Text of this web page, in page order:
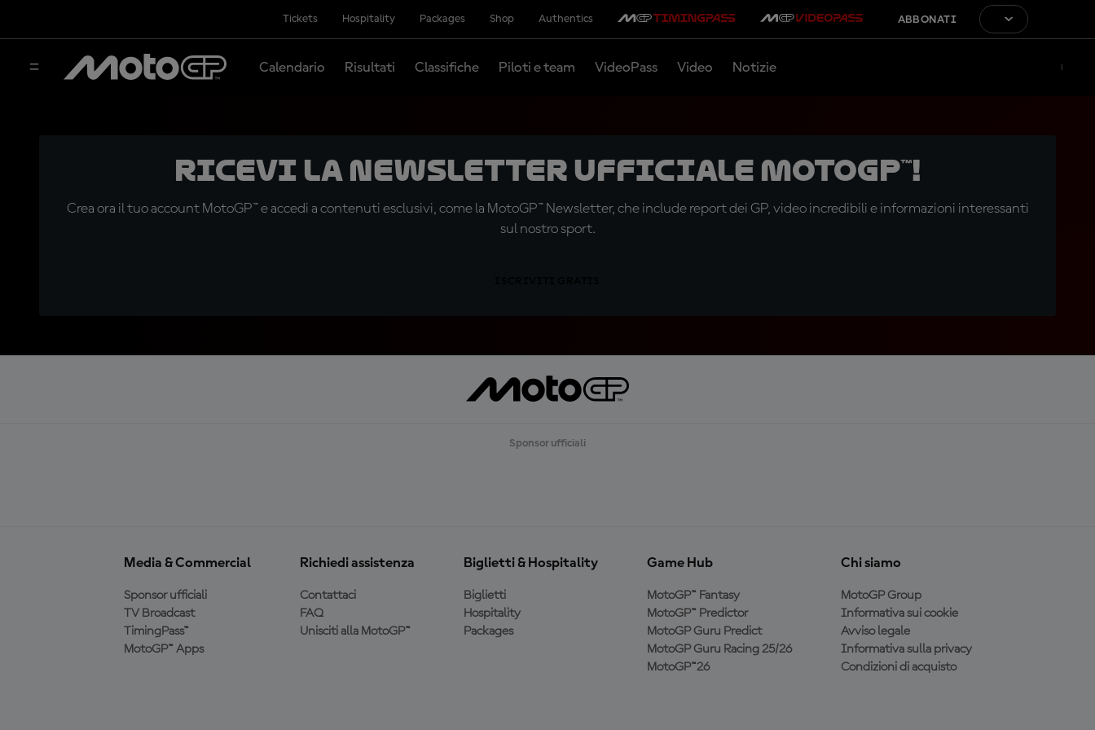
Tickets Hospitality Packages Shop Authentics ABBONATI
Calendario Risultati Classifiche Piloti e team VideoPass Video Notizie
Ricevi la newsletter ufficiale MotoGP™!
Crea ora il tuo account MotoGP™ e accedi a contenuti esclusivi, come la MotoGP™ Newsletter, che include report dei GP, video incredibili e informazioni interessanti
sul nostro sport.
Sponsor ufficiali
Media & Commercial
Sponsor ufficiali
TV Broadcast
TimingPass™
MotoGP™ Apps
Richiedi assistenza
Contattaci
FAQ
Unisciti alla MotoGP™
Biglietti & Hospitality
Biglietti
Hospitality
Packages
Game Hub
MotoGP™ Fantasy
MotoGP™ Predictor
MotoGP Guru Predict
MotoGP Guru Racing 25/26
MotoGP™26
Chi siamo
MotoGP Group
Informativa sui cookie
Avviso legale
Informativa sulla privacy
Condizioni di acquisto